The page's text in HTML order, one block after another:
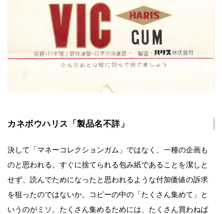
カネボウハリス「製品名不詳」
決して「マネーコレクションガム」ではなく、一種の企画も
のと思われる。すぐに捨てられる包み紙であることを潔しと
せず、読んでためになったと思われるような付加価値の訴求
を狙ったのではないか。コピーの中の「たくさん集めて」と
いうのがミソ。たくさん集めるためには、たくさん買わねば